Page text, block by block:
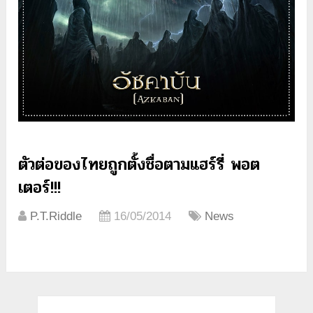
ตัวต่อของไทยถูกตั้งชื่อตามแฮร์รี่ พอต
เตอร์!!!
P.T.Riddle 16/05/2014 News